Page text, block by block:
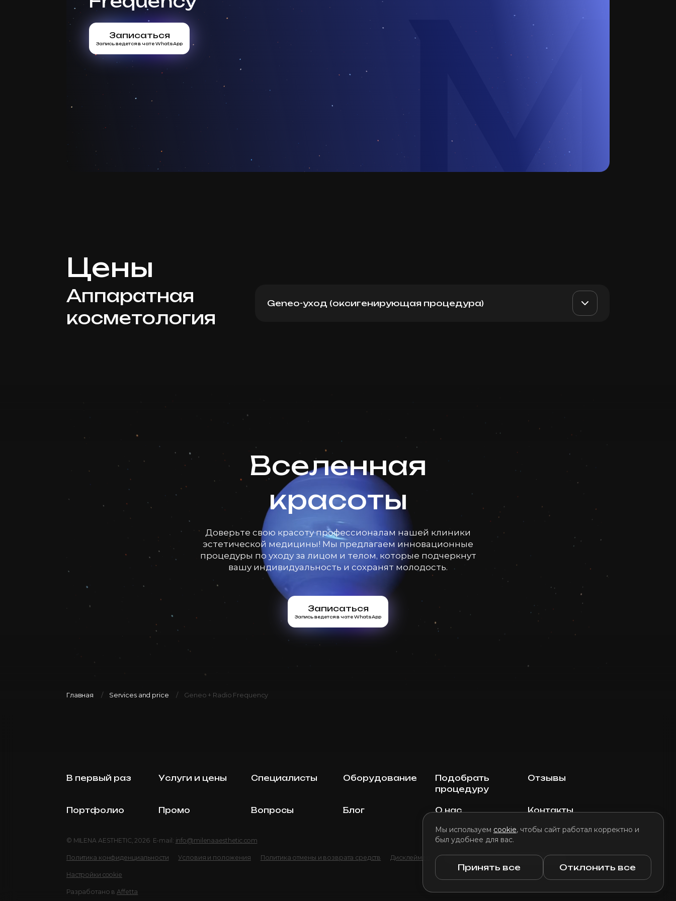
Мы используем cookie, чтобы сайт работал корректно и
был удобнее для вас.
Принять все Отклонить все
Записаться
Запись ведется в чате WhatsApp
Цены
Аппаратная
косметология
Geneo-уход (оксигенирующая процедура)
Вселенная
красоты
Доверьте свою красоту профессионалам нашей клиники
эстетической медицины! Мы предлагаем инновационные
процедуры по уходу за лицом и телом, которые подчеркнут
вашу индивидуальность и сохранят молодость.
Записаться
Запись ведется в чате WhatsApp
Главная Services and price Geneo + Radio Frequency
В первый раз Услуги и цены Специалисты Оборудование
Подобрать
процедуру
Отзывы
Портфолио Промо Вопросы Блог О нас Контакты
© MILENA AESTHETIC, 2026 E-mail: info@milenaaesthetic.com
Политика конфиденциальности Условия и положения Политика отмены и возврата средств Дисклеймер Политика использования файлов cookie
Настройки cookie
Разработано в Affetta